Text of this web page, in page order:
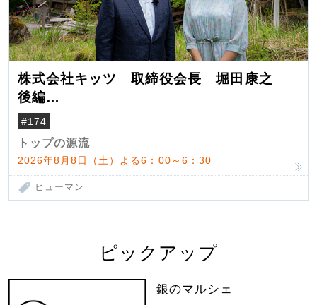
株式会社キッツ 取締役会長 堀田康之
後編
米国駐在でも浮かんだ八ヶ岳 山小屋を営
んだ父母
#174
トップの源流
2026年8月8日（土）よる6：00～6：30
ヒューマン
ピックアップ
銀のマルシェ